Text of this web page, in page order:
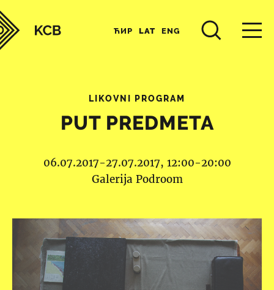
ЋИР LAT ENG
LIKOVNI PROGRAM
PUT PREDMETA
06.07.2017-27.07.2017, 12:00-20:00
Galerija Podroom